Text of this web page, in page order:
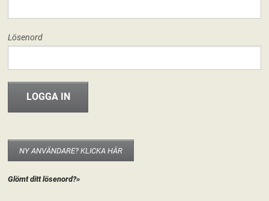
FORUM
INFO & MATERIAL
Nominera kandidater till
Riksstyrelsen!
2023 är slut. Riksvalberedningen vill gärna att nätverken kommer med
eventuella synpunkter på hur vår nästa Riksstyrelse ska se ut och att ni
nominerar de personer som ni tycker borde vara med i Riksstyrelsen. Läs
mer på valberedningens sida på Naturkontakt!
Lösenord
NY ANVÄNDARE? KLICKA HÄR
Glömt ditt lösenord?»